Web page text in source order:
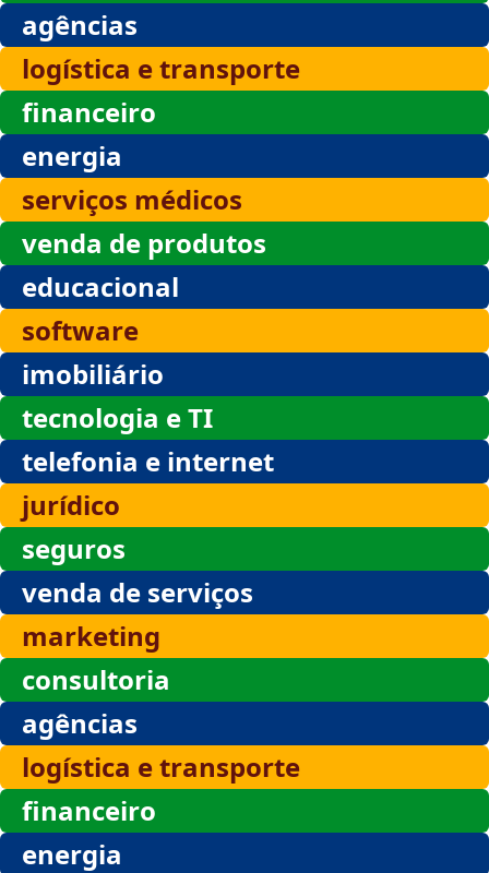
agências
logística e transporte
financeiro
energia
serviços médicos
venda de produtos
educacional
software
imobiliário
tecnologia e TI
telefonia e internet
jurídico
seguros
venda de serviços
marketing
consultoria
agências
logística e transporte
financeiro
energia